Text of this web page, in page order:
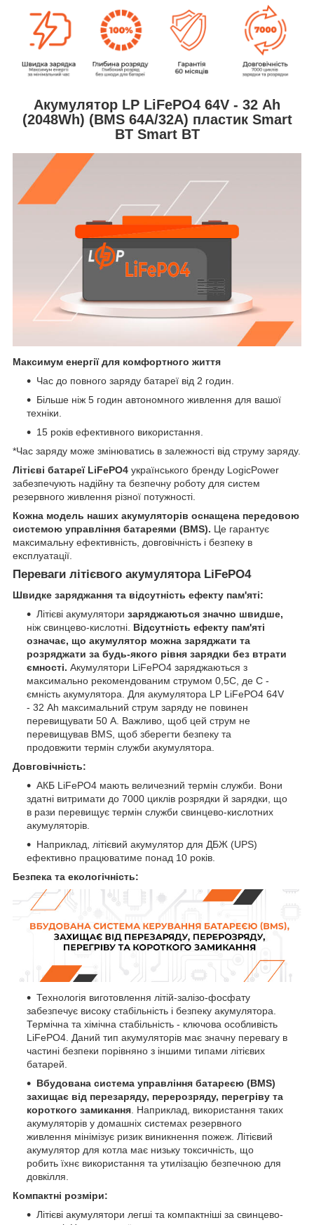
Акумулятор LP LiFePO4 64V - 32 Ah
(2048Wh) (BMS 64A/32А) пластик Smart
BT Smart BT
Максимум енергії для комфортного життя
Час до повного заряду батареї від 2 годин.
Більше ніж 5 годин автономного живлення для вашої
техніки.
15 років ефективного використання.
*Час заряду може змінюватись в залежності від струму заряду.
Літієві батареї LiFePO4 українського бренду LogicPower
забезпечують надійну та безпечну роботу для систем
резервного живлення різної потужності.
Кожна модель наших акумуляторів оснащена передовою
системою управління батареями (BMS). Це гарантує
максимальну ефективність, довговічність і безпеку в
експлуатації.
Переваги літієвого акумулятора LiFePO4
Швидке заряджання та відсутність ефекту пам'яті:
Літієві акумулятори заряджаються значно швидше,
ніж свинцево-кислотні. Відсутність ефекту пам'яті
означає, що акумулятор можна заряджати та
розряджати за будь-якого рівня зарядки без втрати
ємності. Акумулятори LiFePO4 заряджаються з
максимально рекомендованим струмом 0,5С, де С -
ємність акумулятора. Для акумулятора LP LiFePO4 64V
- 32 Ah максимальний струм заряду не повинен
перевищувати 50 А. Важливо, щоб цей струм не
перевищував BMS, щоб зберегти безпеку та
продовжити термін служби акумулятора.
Довговічність:
АКБ LiFePO4 мають величезний термін служби. Вони
здатні витримати до 7000 циклів розрядки й зарядки, що
в рази перевищує термін служби свинцево-кислотних
акумуляторів.
Наприклад, літієвий акумулятор для ДБЖ (UPS)
ефективно працюватиме понад 10 років.
Безпека та екологічність:
Технологія виготовлення літій-залізо-фосфату
забезпечує високу стабільність і безпеку акумулятора.
Термічна та хімічна стабільність - ключова особливість
LiFePO4. Даний тип акумуляторів має значну перевагу в
частині безпеки порівняно з іншими типами літієвих
батарей.
Вбудована система управління батареєю (BMS)
захищає від перезаряду, перерозряду, перегріву та
короткого замикання . Наприклад, використання таких
акумуляторів у домашніх системах резервного
живлення мінімізує ризик виникнення пожеж. Літієвий
акумулятор для котла має низьку токсичність, що
робить їхнє використання та утилізацію безпечною для
довкілля.
Компактні розміри:
Літієві акумулятори легші та компактніші за свинцево-